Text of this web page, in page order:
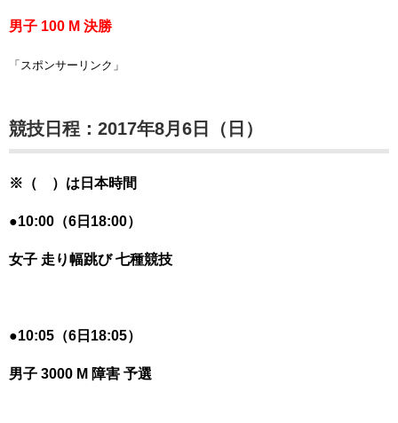
男子 100 M 決勝
「スポンサーリンク」
競技日程：2017年8月6日（日）
※（ ）は日本時間
●10:00（6日18:00）
女子 走り幅跳び 七種競技
●10:05（6日18:05）
男子 3000 M 障害 予選